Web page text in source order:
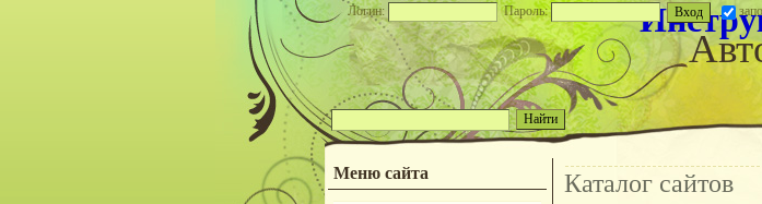
Логин: Пароль:
Меню сайта Каталог сайтов